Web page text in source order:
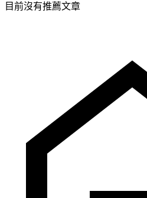
目前沒有推薦文章